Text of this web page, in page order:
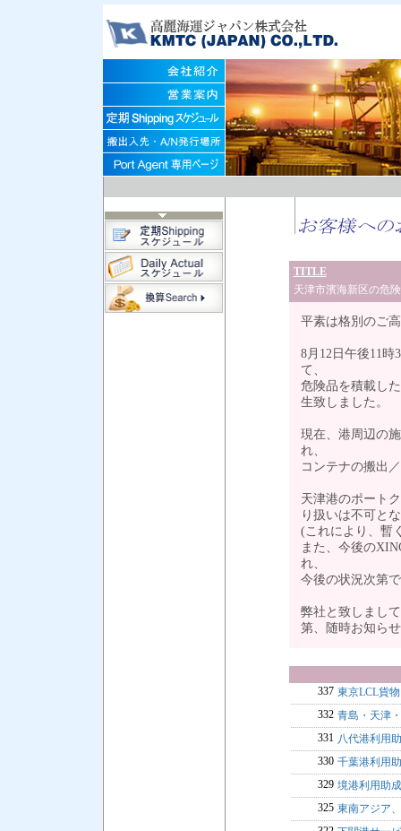
TITLE
天津市濱海新区の危
平素は格別のご
8月12日午後11
て、
危険品を積載し
生致しました。
現在、港周辺の
れ、
コンテナの搬出
天津港のポート
り扱いは不可と
(これにより、暫
また、今後の
れ、
今後の状況次第
弊社と致しまし
第、随時お知ら
337 東京LCL貨
332 青島・天津
331 八代港利用
330 千葉港利用
329 境港利用助
325 東南アジア